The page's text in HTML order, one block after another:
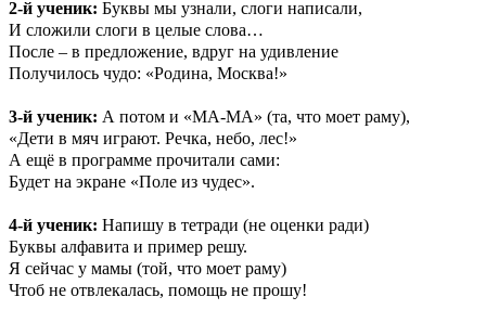
2-й ученик: Буквы мы узнали, слоги написали,
И сложили слоги в целые слова…
После – в предложение, вдруг на удивление
Получилось чудо: «Родина, Москва!»
3-й ученик: А потом и «МА-МА» (та, что моет раму),
«Дети в мяч играют. Речка, небо, лес!»
А ещё в программе прочитали сами:
Будет на экране «Поле из чудес».
4-й ученик: Напишу в тетради (не оценки ради)
Буквы алфавита и пример решу.
Я сейчас у мамы (той, что моет раму)
Чтоб не отвлекалась, помощь не прошу!